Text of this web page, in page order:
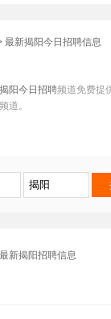
最新揭阳今日招聘信息
揭阳今日招聘频道免费提
频道。
新揭阳招聘信息